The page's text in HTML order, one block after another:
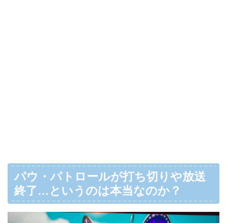
パウ・パトロールが打ち切りや放送
終了…というのは本当なのか？